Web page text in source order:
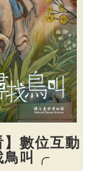
】數位互動
鳥叫╭